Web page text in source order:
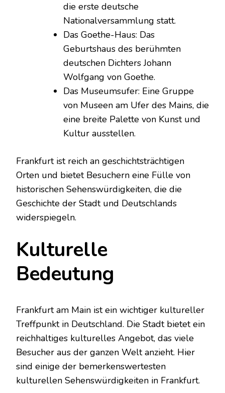
die erste deutsche
Nationalversammlung statt.
Das Goethe-Haus: Das
Geburtshaus des berühmten
deutschen Dichters Johann
Wolfgang von Goethe.
Das Museumsufer: Eine Gruppe
von Museen am Ufer des Mains, die
eine breite Palette von Kunst und
Kultur ausstellen.
Frankfurt ist reich an geschichtsträchtigen
Orten und bietet Besuchern eine Fülle von
historischen Sehenswürdigkeiten, die die
Geschichte der Stadt und Deutschlands
widerspiegeln.
Kulturelle
Bedeutung
Frankfurt am Main ist ein wichtiger kultureller
Treffpunkt in Deutschland. Die Stadt bietet ein
reichhaltiges kulturelles Angebot, das viele
Besucher aus der ganzen Welt anzieht. Hier
sind einige der bemerkenswertesten
kulturellen Sehenswürdigkeiten in Frankfurt.